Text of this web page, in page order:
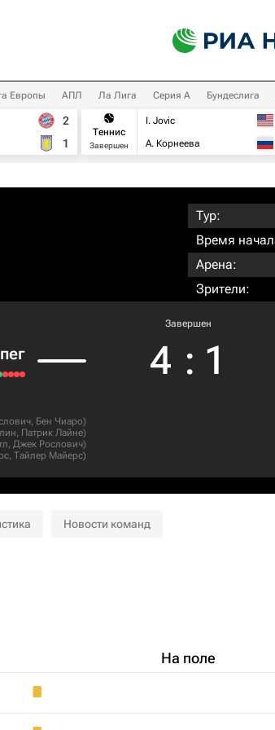
Европы АПЛ Ла Лига Серия А Бундеслига
2
1
Теннис
Завершен
I. Jovic
А. Корнеева
Тур:
Время
Арена:
Зрители:
Завершен
4 : 1
, Бен Чиаро)
, Патрик Лайне)
, Джек Рослович)
, Тайлер Майерс)
Новости команд
На поле